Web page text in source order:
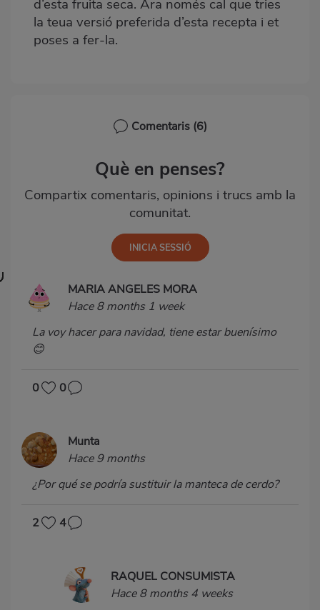
d’esta fruita seca. Ara només cal que tries
la teua versió preferida d’esta recepta i et
poses a fer-la.
Comentaris (6)
Què en penses?
Compartix comentaris, opinions i trucs amb la
comunitat.
MARIA ANGELES MORA
Hace 8 months 1 week
La voy hacer para navidad, tiene estar buenísimo
😊
0 0
Munta
Hace 9 months
¿Por qué se podría sustituir la manteca de cerdo?
2 4
RAQUEL CONSUMISTA
Hace 8 months 4 weeks